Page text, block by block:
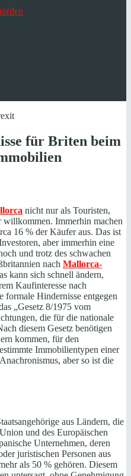
für Briten beim
nicht nur als Touristen,
willkommen. Immerhin machen
16 % der Käufer aus. Das ist
aber immerhin eine
und trotz des schwachen
nach Mallorca-
kann sich schnell ändern,
Kaufinteresse nach
formale Hindernisse entgegen
„Gesetz 8/1975 vom
die für die nationale
diesem Gesetz benötigen
kommen, für den
Immobilientypen einer
aber so ist die
aus Ländern, die
und des Europäischen
Unternehmen, deren
juristischen Personen aus
als 50 % gehören. Diesem